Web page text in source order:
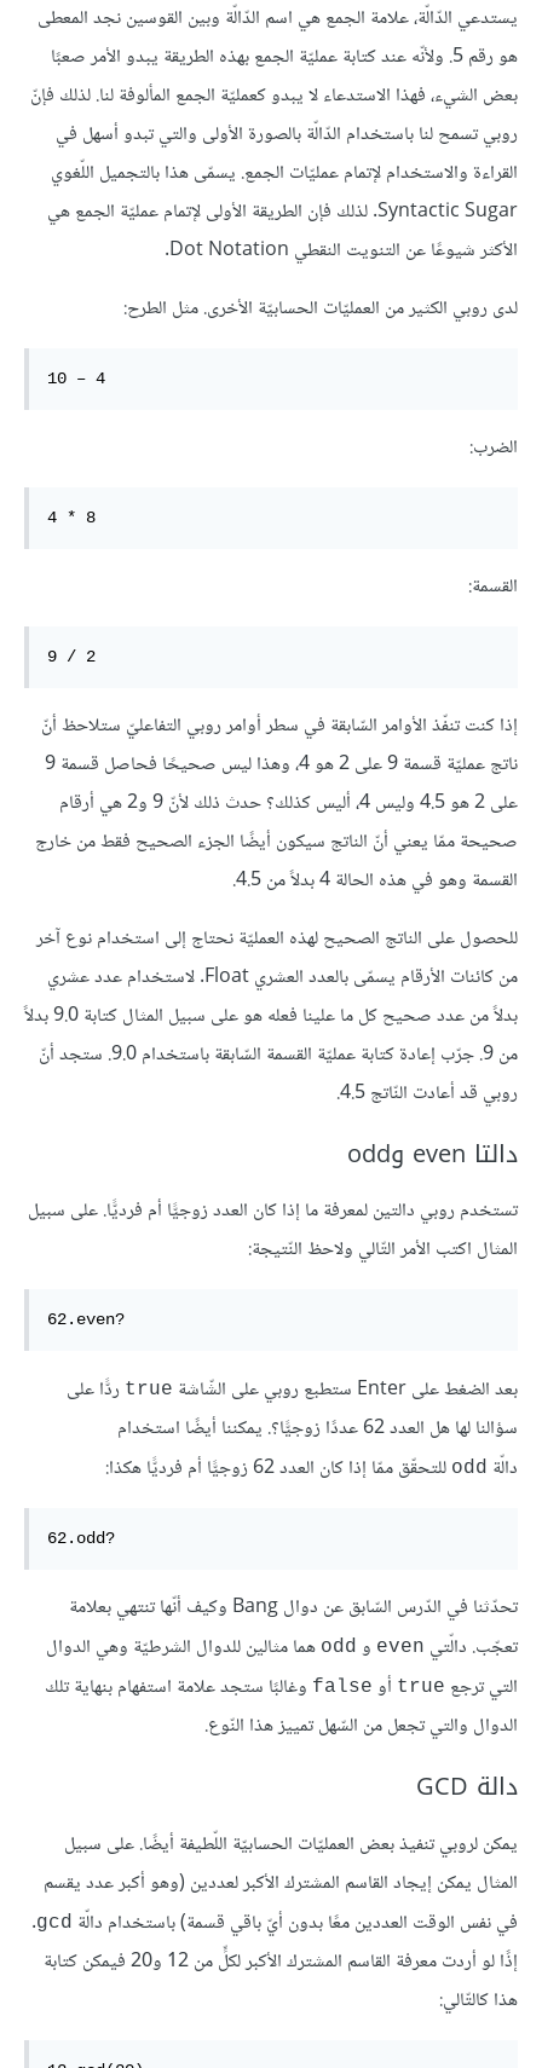
يستدعي الدّالّة، علامة الجمع هي اسم الدّالّة وبين القوسين نجد المعطى
هو رقم 5. ولأنّه عند كتابة عمليّة الجمع بهذه الطريقة يبدو الأمر صعبًا
بعض الشيء، فهذا الاستدعاء لا يبدو كعمليّة الجمع المألوفة لنا. لذلك فإنّ
روبي تسمح لنا باستخدام الدّالّة بالصورة الأولى والتي تبدو أسهل في
القراءة والاستخدام لإتمام عمليّات الجمع. يسمّى هذا بالتجميل اللّغوي
Syntactic Sugar. لذلك فإن الطريقة الأولى لإتمام عمليّة الجمع هي
الأكثر شيوعًا عن التنويت النقطي Dot Notation.
لدى روبي الكثير من العمليّات الحسابيّة الأخرى. مثل الطرح:
10 – 4
الضرب:
4 * 8
القسمة:
9 / 2
إذا كنت تنفّذ الأوامر السّابقة في سطر أوامر روبي التفاعليّ ستلاحظ أنّ
ناتج عمليّة قسمة 9 على 2 هو 4، وهذا ليس صحيحًا فحاصل قسمة 9
على 2 هو 4.5 وليس 4، أليس كذلك؟ حدث ذلك لأنّ 9 و2 هي أرقام
صحيحة ممّا يعني أنّ الناتج سيكون أيضًا الجزء الصحيح فقط من خارج
القسمة وهو في هذه الحالة 4 بدلاً من 4.5.
للحصول على الناتج الصحيح لهذه العمليّة نحتاج إلى استخدام نوع آخر
من كائنات الأرقام يسمّى بالعدد العشري Float. لاستخدام عدد عشري
بدلاً من عدد صحيح كل ما علينا فعله هو على سبيل المثال كتابة 9.0 بدلاً
من 9. جرّب إعادة كتابة عمليّة القسمة السّابقة باستخدام 9.0. ستجد أنّ
روبي قد أعادت النّاتج 4.5.
دالتا even وodd
تستخدم روبي دالتين لمعرفة ما إذا كان العدد زوجيًّا أم فرديًّا. على سبيل
المثال اكتب الأمر التّالي ولاحظ النّتيجة:
62.even?
بعد الضغط على Enter ستطبع روبي على الشّاشة true ردًّا على
سؤالنا لها هل العدد 62 عددًا زوجيًّا؟. يمكننا أيضًا استخدام
دالّة odd للتحقّق ممّا إذا كان العدد 62 زوجيًّا أم فرديًّا هكذا:
62.odd?
تحدّثنا في الدّرس السّابق عن دوال Bang وكيف أنّها تنتهي بعلامة
تعجّب. دالّتي even و odd هما مثالين للدوال الشرطيّة وهي الدوال
التي ترجع true أو false وغالبًا ستجد علامة استفهام بنهاية تلك
الدوال والتي تجعل من السّهل تمييز هذا النّوع.
دالة GCD
يمكن لروبي تنفيذ بعض العمليّات الحسابيّة اللّطيفة أيضًا. على سبيل
المثال يمكن إيجاد القاسم المشترك الأكبر لعددين (وهو أكبر عدد يقسم
في نفس الوقت العددين معًا بدون أيّ باقي قسمة) باستخدام دالّة gcd
.
إذًا لو أردت معرفة القاسم المشترك الأكبر لكلٍّ من 12 و20 فيمكن كتابة
هذا كالتّالي: